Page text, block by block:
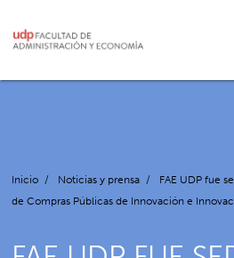
Inicio / Noticias y prensa /
FAE UDP fue
de Compras Públicas de Innovación e